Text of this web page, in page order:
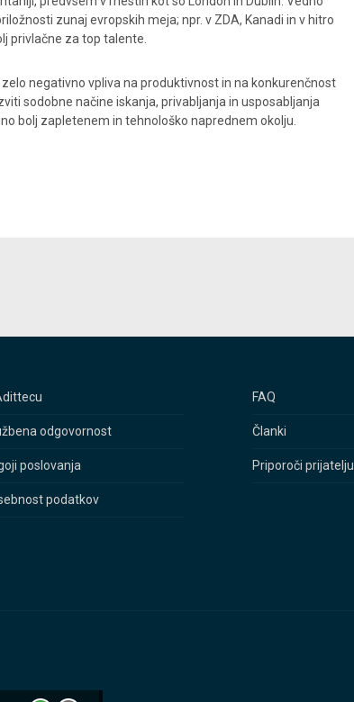
zunaj evropskih meja; npr. v ZDA, Kanadi in v hitro
privlačne za top talente.
negativno vpliva na produktivnost in na konkurenčnost
sodobne načine iskanja, privabljanja in usposabljanja
bolj zapletenem in tehnološko naprednem okolju.
odgovornost
poslovanja
podatkov
FAQ
Članki
Priporoči prijatelju